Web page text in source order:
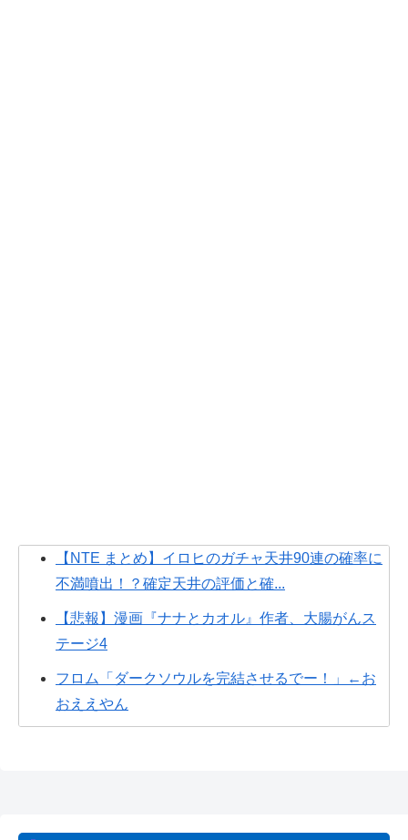
【NTE まとめ】イロヒのガチャ天井90連の確率に
不満噴出！？確定天井の評価と確...
【悲報】漫画『ナナとカオル』作者、大腸がんス
テージ4
フロム「ダークソウルを完結させるでー！」←お
おええやん